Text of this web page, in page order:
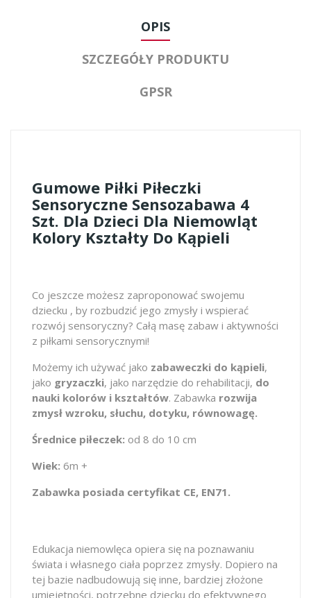
OPIS
SZCZEGÓŁY PRODUKTU
GPSR
Gumowe Piłki Piłeczki
Sensoryczne Sensozabawa 4
Szt. Dla Dzieci Dla Niemowląt
Kolory Kształty Do Kąpieli
Co jeszcze możesz zaproponować swojemu
dziecku , by rozbudzić jego zmysły i wspierać
rozwój sensoryczny? Całą masę zabaw i aktywności
z piłkami sensorycznymi!
Możemy ich używać jako zabaweczki do kąpieli,
jako gryzaczki, jako narzędzie do rehabilitacji, do
nauki kolorów i kształtów. Zabawka rozwija
zmysł wzroku, słuchu, dotyku, równowagę.
Średnice piłeczek: od 8 do 10 cm
Wiek: 6m +
Zabawka posiada certyfikat CE, EN71.
Edukacja niemowlęca opiera się na poznawaniu
świata i własnego ciała poprzez zmysły. Dopiero na
tej bazie nadbudowują się inne, bardziej złożone
umiejętności, potrzebne dziecku do efektywnego